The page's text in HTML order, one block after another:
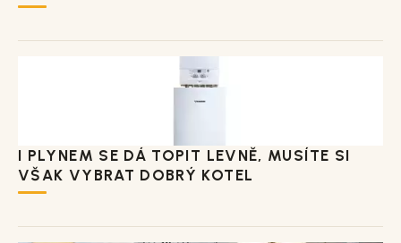
I PLYNEM SE DÁ TOPIT LEVNĚ, MUSÍTE SI
VŠAK VYBRAT DOBRÝ KOTEL